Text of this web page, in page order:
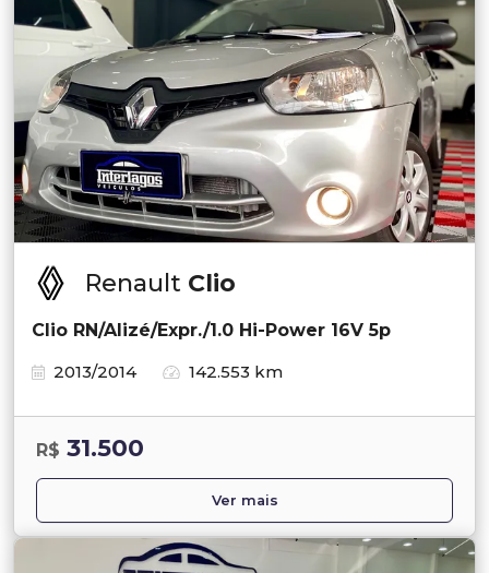
Renault Clio
Clio RN/Alizé/Expr./1.0 Hi-Power 16V 5p
2013/2014
142.553 km
R$ 31.500
Ver mais